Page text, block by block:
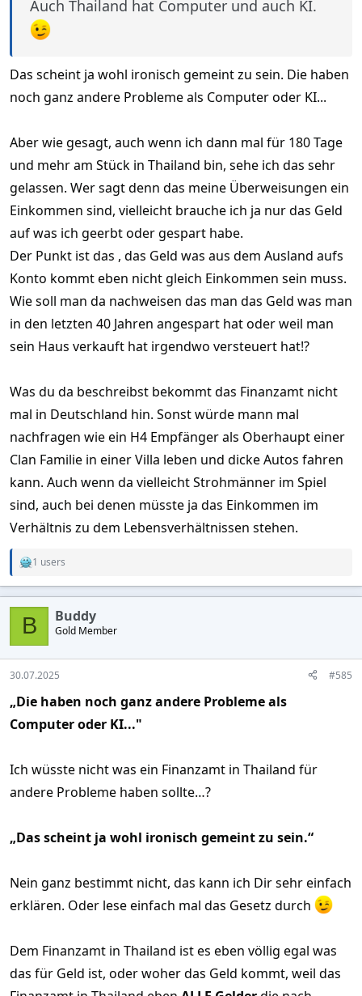
Auch Thailand hat Computer und auch KI.
Das scheint ja wohl ironisch gemeint zu sein. Die haben
noch ganz andere Probleme als Computer oder KI...
Aber wie gesagt, auch wenn ich dann mal für 180 Tage
und mehr am Stück in Thailand bin, sehe ich das sehr
gelassen. Wer sagt denn das meine Überweisungen ein
Einkommen sind, vielleicht brauche ich ja nur das Geld
auf was ich geerbt oder gespart habe.
Der Punkt ist das , das Geld was aus dem Ausland aufs
Konto kommt eben nicht gleich Einkommen sein muss.
Wie soll man da nachweisen das man das Geld was man
in den letzten 40 Jahren angespart hat oder weil man
sein Haus verkauft hat irgendwo versteuert hat!?
Was du da beschreibst bekommt das Finanzamt nicht
mal in Deutschland hin. Sonst würde mann mal
nachfragen wie ein H4 Empfänger als Oberhaupt einer
Clan Familie in einer Villa leben und dicke Autos fahren
kann. Auch wenn da vielleicht Strohmänner im Spiel
sind, auch bei denen müsste ja das Einkommen im
Verhältnis zu dem Lebensverhältnissen stehen.
R
c
o
n
s
:
1 users
B Buddy
Gold Member
30.07.2025 #585
„Die haben noch ganz andere Probleme als
Computer oder KI..."
Ich wüsste nicht was ein Finanzamt in Thailand für
andere Probleme haben sollte…?
„Das scheint ja wohl ironisch gemeint zu sein.“
Nein ganz bestimmt nicht, das kann ich Dir sehr einfach
erklären. Oder lese einfach mal das Gesetz durch
Dem Finanzamt in Thailand ist es eben völlig egal was
das für Geld ist, oder woher das Geld kommt, weil das